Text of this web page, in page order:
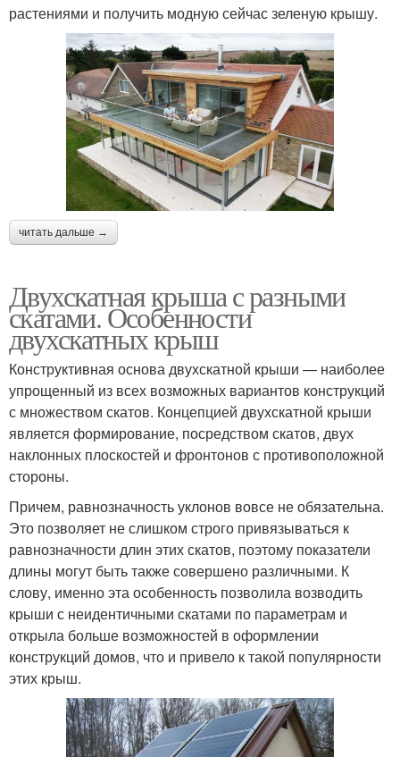
растениями и получить модную сейчас зеленую крышу.
читать дальше →
Двухскатная крыша с разными
скатами. Особенности
двухскатных крыш
Конструктивная основа двухскатной крыши — наиболее
упрощенный из всех возможных вариантов конструкций
с множеством скатов. Концепцией двухскатной крыши
является формирование, посредством скатов, двух
наклонных плоскостей и фронтонов с противоположной
стороны.
Причем, равнозначность уклонов вовсе не обязательна.
Это позволяет не слишком строго привязываться к
равнозначности длин этих скатов, поэтому показатели
длины могут быть также совершено различными. К
слову, именно эта особенность позволила возводить
крыши с неидентичными скатами по параметрам и
открыла больше возможностей в оформлении
конструкций домов, что и привело к такой популярности
этих крыш.